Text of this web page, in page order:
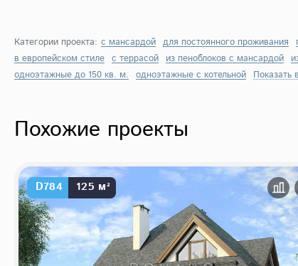
Категории проекта: с мансардой для постоянного проживания
в европейском стиле с террасой из пеноблоков с мансардой
одноэтажные до 150 кв. м. одноэтажные с котельной Показать
Похожие проекты
D784 125 м²